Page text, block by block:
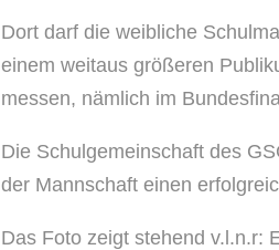
Dort darf die weibliche
einem weitaus größeren
messen, nämlich im
Die Schulgemeinschaft des
der Mannschaft einen
Das Foto zeigt stehend v.l.n.r: